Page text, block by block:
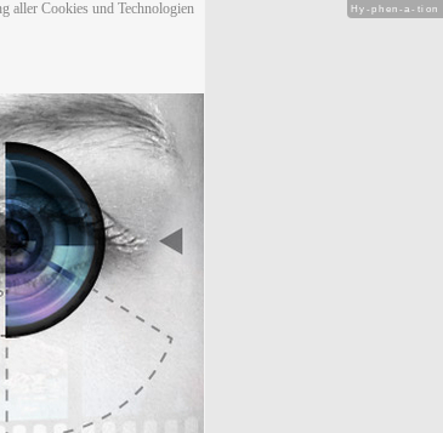
aller Cookies und Technologien
Hy-phen-a-tion